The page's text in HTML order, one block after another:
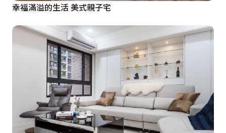
幸福滿溢的生活 美式親子宅